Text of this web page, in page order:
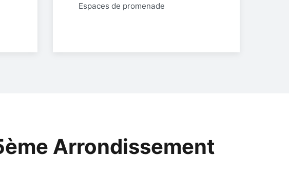
Espaces de promenade
Arrondissement